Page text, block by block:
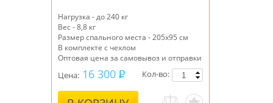
Нагрузка - до 240 кг
Вес - 8,8 кг
Размер спального места - 205х95 см
В комплекте с чехлом
Оптовая цена за самовывоз и отправки
через ТК Сдек!
Цена: 16 300
Кол-во: